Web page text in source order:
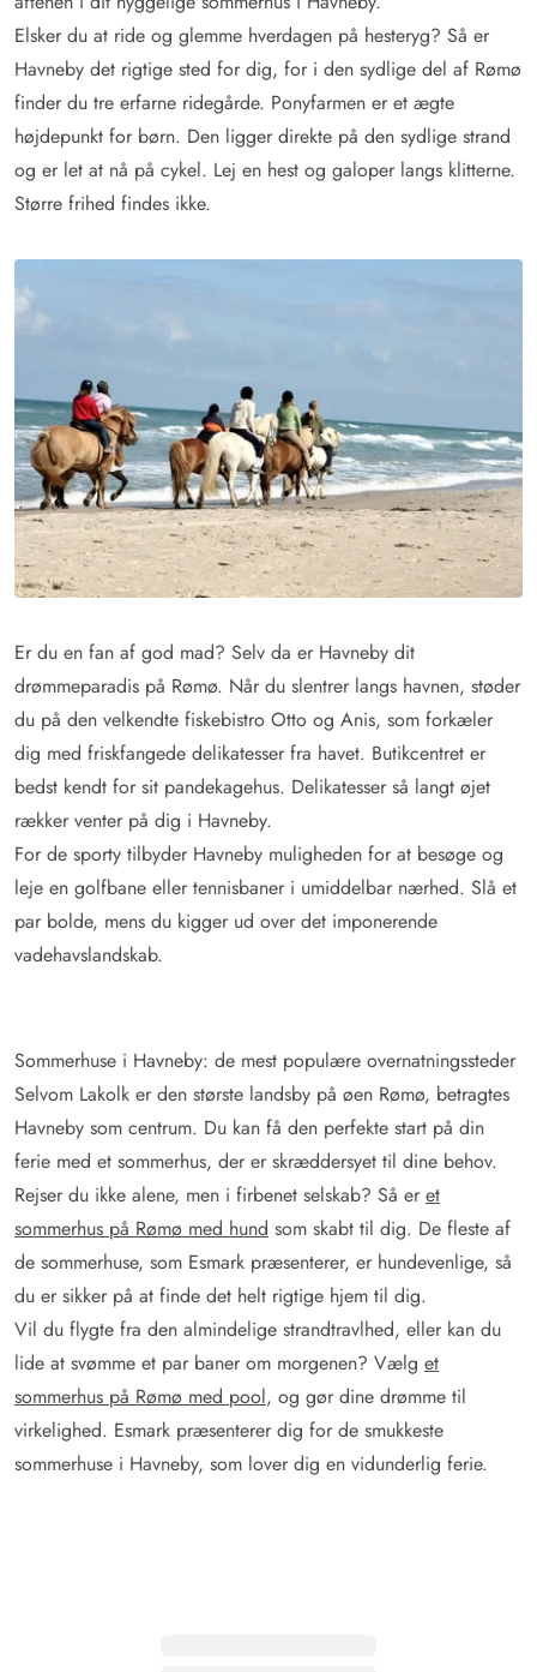
Elsker du at ride og glemme hverdagen på hesteryg? Så er
Havneby det rigtige sted for dig, for i den sydlige del af Rømø
finder du tre erfarne ridegårde. Ponyfarmen er et ægte
højdepunkt for børn. Den ligger direkte på den sydlige strand
og er let at nå på cykel. Lej en hest og galoper langs klitterne.
Større frihed findes ikke.
Er du en fan af god mad? Selv da er Havneby dit
drømmeparadis på Rømø. Når du slentrer langs havnen, støder
du på den velkendte fiskebistro Otto og Anis, som forkæler
dig med friskfangede delikatesser fra havet. Butikcentret er
bedst kendt for sit pandekagehus. Delikatesser så langt øjet
rækker venter på dig i Havneby.
For de sporty tilbyder Havneby muligheden for at besøge og
leje en golfbane eller tennisbaner i umiddelbar nærhed. Slå et
par bolde, mens du kigger ud over det imponerende
vadehavslandskab.
Sommerhuse i Havneby: de mest populære overnatningssteder
Selvom Lakolk er den største landsby på øen Rømø, betragtes
Havneby som centrum. Du kan få den perfekte start på din
ferie med et sommerhus, der er skræddersyet til dine behov.
Rejser du ikke alene, men i firbenet selskab? Så er et
sommerhus på Rømø med hund som skabt til dig. De fleste af
de sommerhuse, som Esmark præsenterer, er hundevenlige, så
du er sikker på at finde det helt rigtige hjem til dig.
Vil du flygte fra den almindelige strandtravlhed, eller kan du
lide at svømme et par baner om morgenen? Vælg et
sommerhus på Rømø med pool, og gør dine drømme til
virkelighed. Esmark præsenterer dig for de smukkeste
sommerhuse i Havneby, som lover dig en vidunderlig ferie.